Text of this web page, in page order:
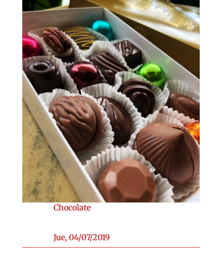
Chocolate
Jue, 04/07/2019